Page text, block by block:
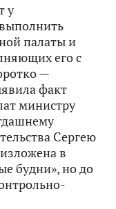
у
палаты и
его с
—
факт
министру
Сергею
в
будни», но до